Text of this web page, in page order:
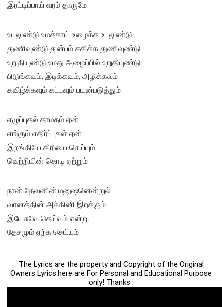
இரட்டிப்பாய் வரம் தாருமே
உடலுண்டு உமக்காய் உழைக்க உடலுண்டு
துணிவுண்டு துன்பம் சகிக்க துணிவுண்டு
உறுதியுண்டு உமது அழைப்பில் உறுதியுண்டு
பிடுங்கவும், இடிக்கவும், அழிக்கவும்
கவிழ்க்கவும் கட்டவும் பயன்படுத்தும்
எழுப்புதல் தாமதம் ஏன்
எங்கும் எதிர்ப்புகள் ஏன்
இறங்கியே கிரியை செய்யும்
வெற்றியின் கொடி ஏற்றும்
நான் தேவனின் மனுஷனென்றுல்
வானத்தின் அக்கினி இறக்கும்
இயேசுவே தெய்வம் என்று
தேசமும் ஏற்க செய்யும்
The Lyrics are the property and Copyright of the Original
Owners Lyrics here are For Personal and Educational Purpose
only! Thanks .